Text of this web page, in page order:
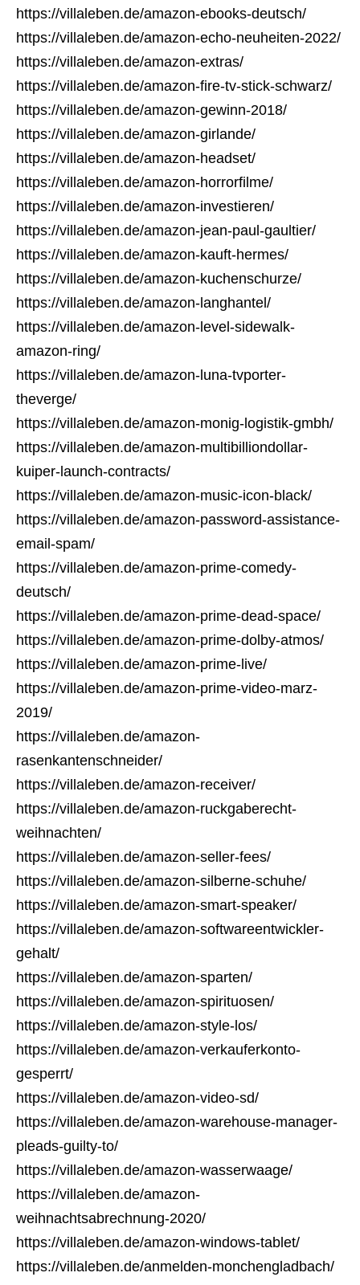
https://villaleben.de/amazon-ebooks-deutsch/
https://villaleben.de/amazon-echo-neuheiten-2022/
https://villaleben.de/amazon-extras/
https://villaleben.de/amazon-fire-tv-stick-schwarz/
https://villaleben.de/amazon-gewinn-2018/
https://villaleben.de/amazon-girlande/
https://villaleben.de/amazon-headset/
https://villaleben.de/amazon-horrorfilme/
https://villaleben.de/amazon-investieren/
https://villaleben.de/amazon-jean-paul-gaultier/
https://villaleben.de/amazon-kauft-hermes/
https://villaleben.de/amazon-kuchenschurze/
https://villaleben.de/amazon-langhantel/
https://villaleben.de/amazon-level-sidewalk-
amazon-ring/
https://villaleben.de/amazon-luna-tvporter-
theverge/
https://villaleben.de/amazon-monig-logistik-gmbh/
https://villaleben.de/amazon-multibilliondollar-
kuiper-launch-contracts/
https://villaleben.de/amazon-music-icon-black/
https://villaleben.de/amazon-password-assistance-
email-spam/
https://villaleben.de/amazon-prime-comedy-
deutsch/
https://villaleben.de/amazon-prime-dead-space/
https://villaleben.de/amazon-prime-dolby-atmos/
https://villaleben.de/amazon-prime-live/
https://villaleben.de/amazon-prime-video-marz-
2019/
https://villaleben.de/amazon-
rasenkantenschneider/
https://villaleben.de/amazon-receiver/
https://villaleben.de/amazon-ruckgaberecht-
weihnachten/
https://villaleben.de/amazon-seller-fees/
https://villaleben.de/amazon-silberne-schuhe/
https://villaleben.de/amazon-smart-speaker/
https://villaleben.de/amazon-softwareentwickler-
gehalt/
https://villaleben.de/amazon-sparten/
https://villaleben.de/amazon-spirituosen/
https://villaleben.de/amazon-style-los/
https://villaleben.de/amazon-verkauferkonto-
gesperrt/
https://villaleben.de/amazon-video-sd/
https://villaleben.de/amazon-warehouse-manager-
pleads-guilty-to/
https://villaleben.de/amazon-wasserwaage/
https://villaleben.de/amazon-
weihnachtsabrechnung-2020/
https://villaleben.de/amazon-windows-tablet/
https://villaleben.de/anmelden-monchengladbach/